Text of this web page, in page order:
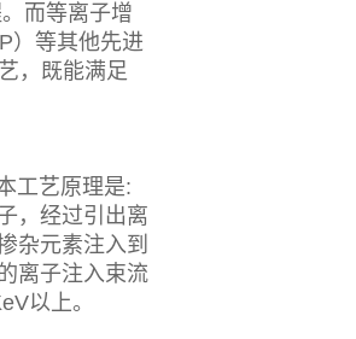
而等离子增
）等其他先进
，既能满足
工艺原理是:
，经过引出离
杂元素注入到
离子注入束流
以上。